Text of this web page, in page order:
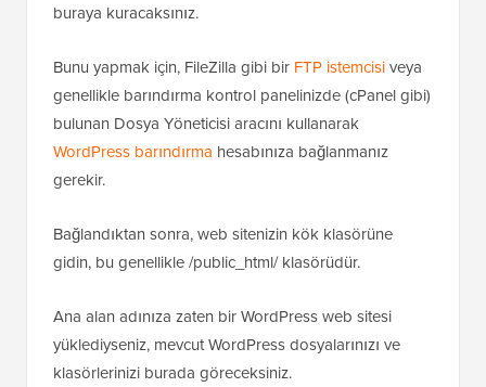
buraya kuracaksınız.
Bunu yapmak için, FileZilla gibi bir FTP istemcisiveya
genellikle barındırma kontrol panelinizde (cPanel gibi)
bulunan Dosya Yöneticisi aracını kullanarak
WordPress barındırma hesabınıza bağlanmanız
gerekir.
Bağlandıktan sonra, web sitenizin kök klasörüne
gidin, bu genellikle /public_html/ klasörüdür.
Ana alan adınıza zaten bir WordPress web sitesi
yüklediyseniz, mevcut WordPress dosyalarınızı ve
klasörlerinizi burada göreceksiniz.